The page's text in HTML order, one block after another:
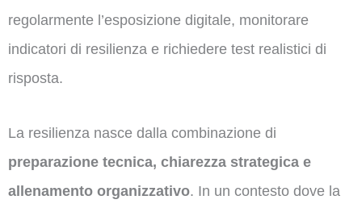
regolarmente l’esposizione digitale, monitorare
indicatori di resilienza e richiedere test realistici di
risposta.
La resilienza nasce dalla combinazione di
preparazione tecnica, chiarezza strategica e
allenamento organizzativo. In un contesto dove la